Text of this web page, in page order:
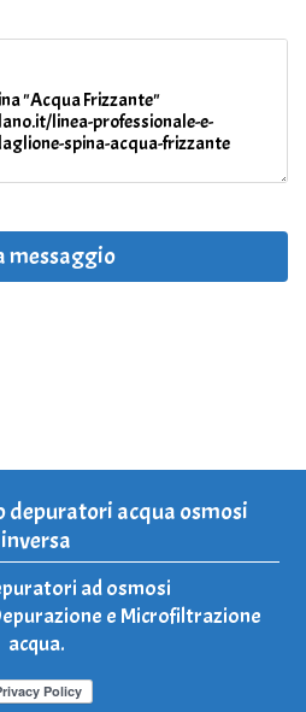
messaggio
depuratori acqua osmosi
inversa
ad osmosi
e Microfiltrazione
acqua.